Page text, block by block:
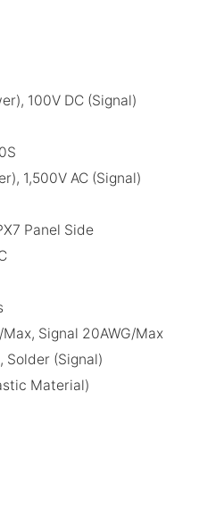
100V DC (Signal)
1,500V AC (Signal)
Panel Side
Signal 20AWG/Max
Solder (Signal)
Material)